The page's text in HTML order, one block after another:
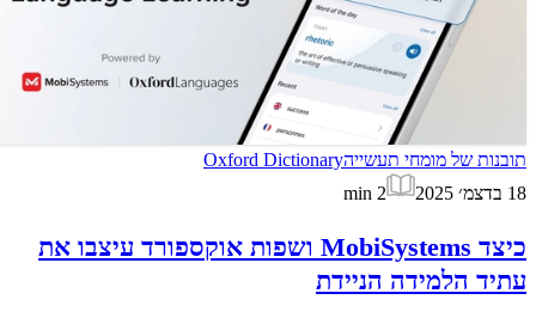
תובנות של מומחי תעשייהOxford Dictionary
18 בדצמ׳ 2025
2
min
כיצד MobiSystems ושפות אוקספורד עיצבו את
עתיד הלמידה הניידת